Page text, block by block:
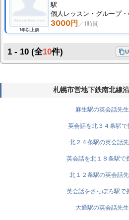
1年以上前
3000円
駅
個人 レッスン ・グループ
1 - 10 (全10件) content_copy
札幌市営地下鉄南北線
麻生駅の英会話先
英会話を北３４条駅
北２４条駅の英会話
英会話を北１８条駅で
北１２条駅の英会話
英会話をさっぽろ駅で
大通駅の英会話先